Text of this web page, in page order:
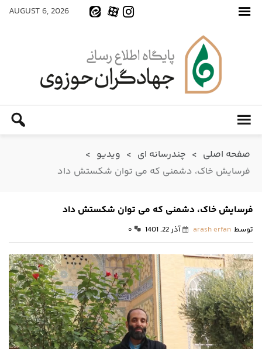
AUGUST 6, 2026
صفحه اصلی > چندرسانه ای > ویدیو >
فرسایش خاک، دشمنی که می توان شکستش داد
فرسایش خاک، دشمنی که می توان شکستش داد
توسط arash erfan آذر 22, 1401 ۰